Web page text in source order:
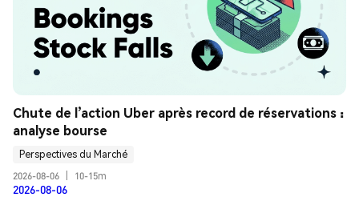
Chute de l’action Uber après record de réservations :
analyse bourse
Perspectives du Marché
2026-08-06
10-15m
2026-08-06